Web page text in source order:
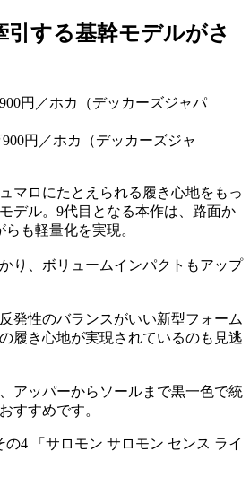
引する基幹モデルがさ
円／ホカ（デッカーズジャ
マロにたとえられる履き心地をもっ
デル。9代目となる本作は、路面か
も軽量化を実現。
り、ボリュームインパクトもアップ
発性のバランスがいい新型フォーム
履き心地が実現されているのも見逃
アッパーからソールまで黒一色で統
すすめです。
4 「サロモン サロモン センス ライ